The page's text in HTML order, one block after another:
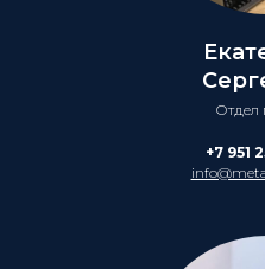
Отдел
+7 951